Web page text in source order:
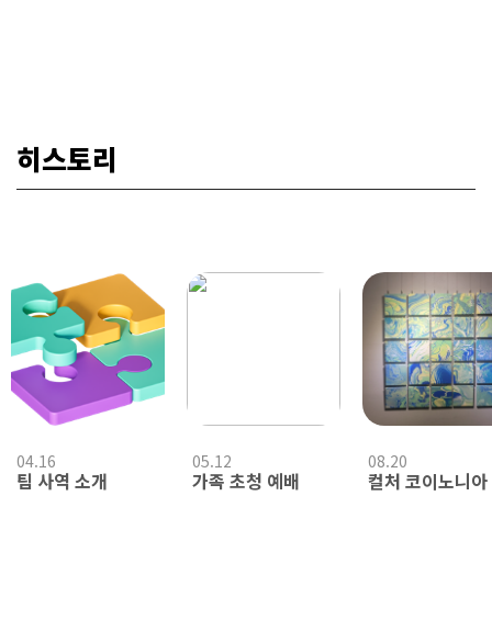
히스토리
04.16
팀 사역 소개
05.12
가족 초청 예배
08.20
컬처 코이노니아